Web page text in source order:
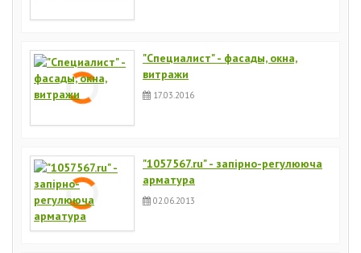
"Специалист" - фасады, окна,
витражи
17.03.2016
"1057567.ru" - запірно-регулююча
арматура
02.06.2013